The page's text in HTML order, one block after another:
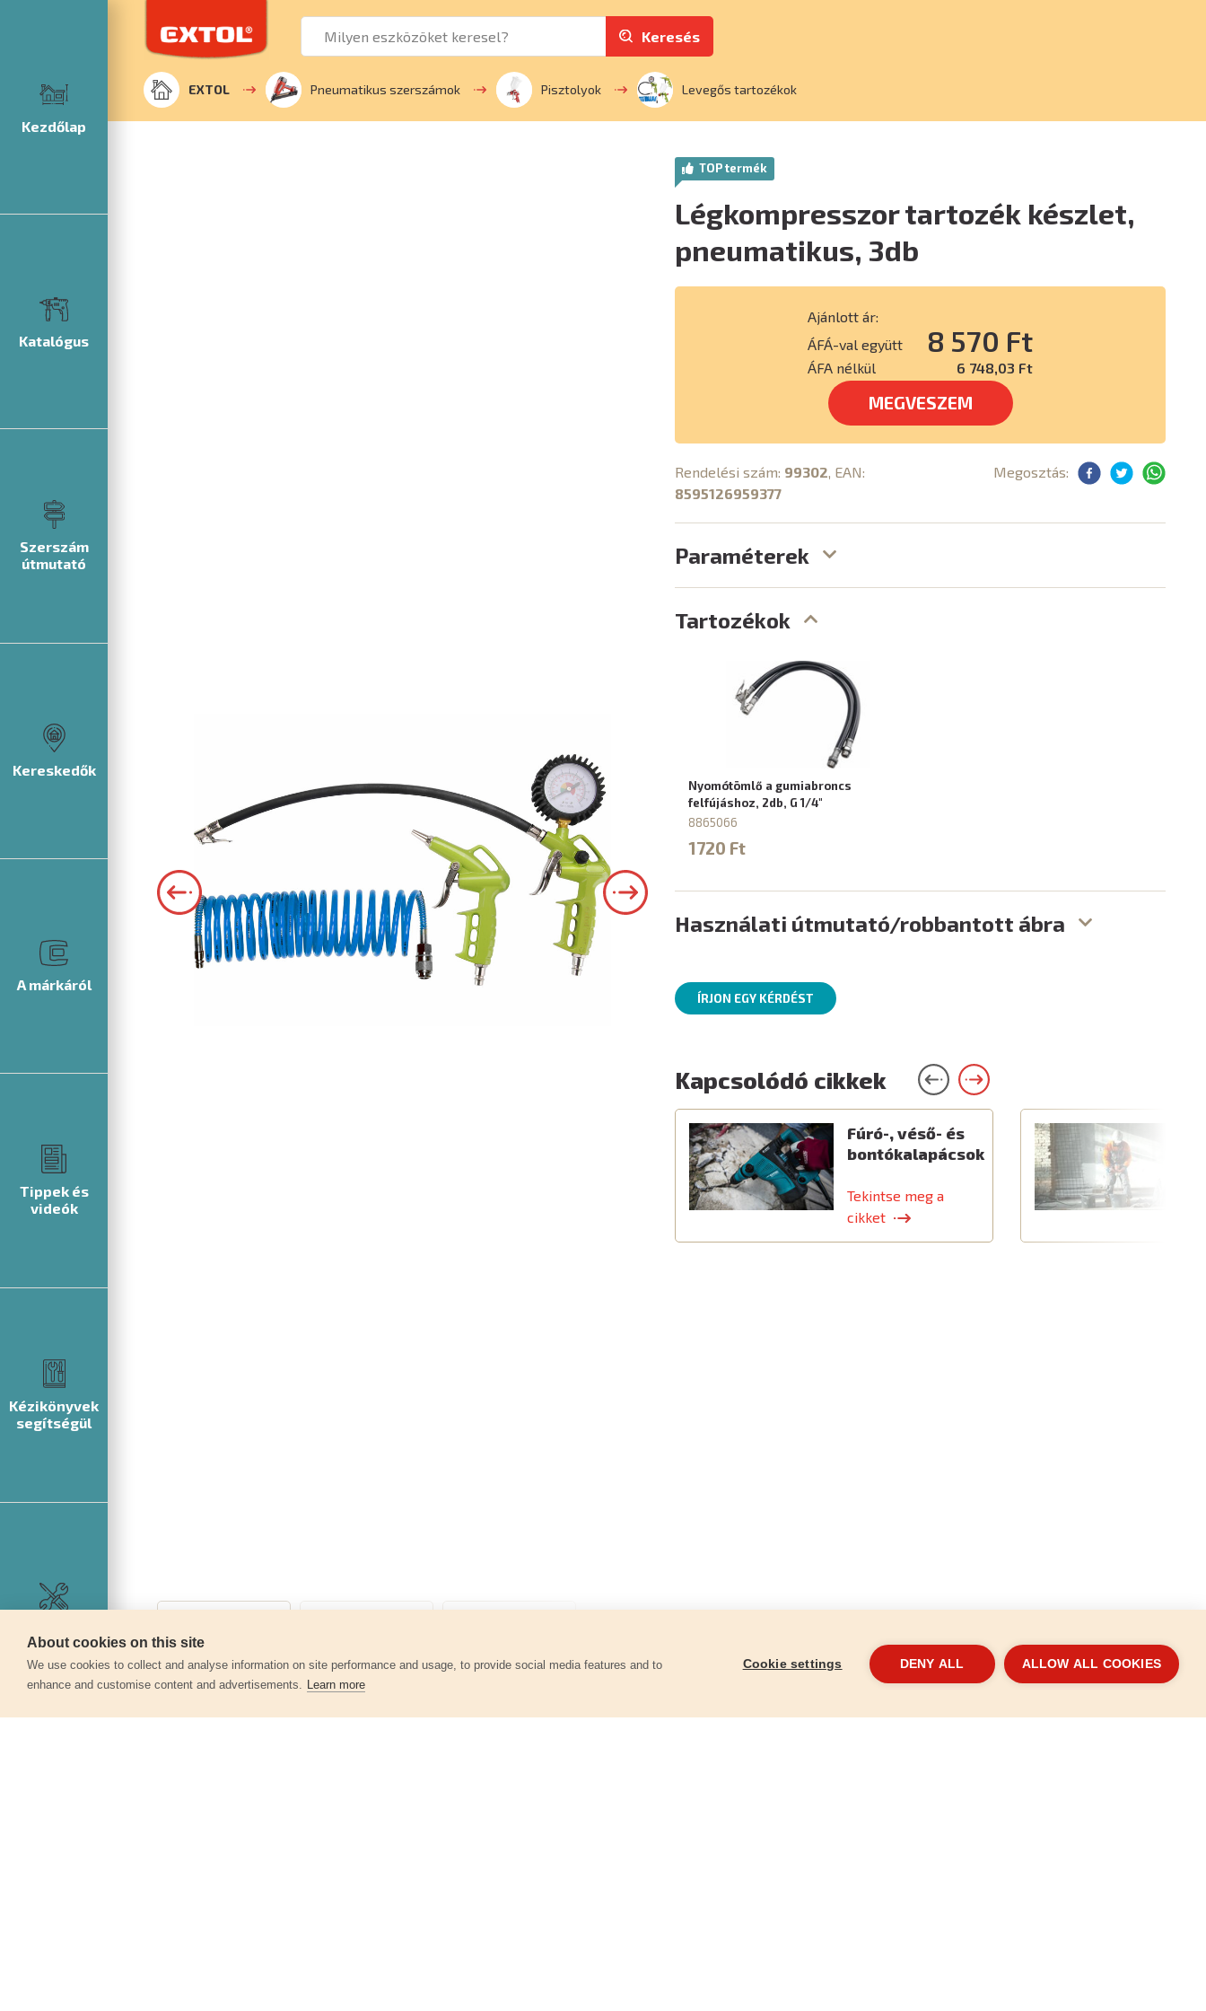
Kezdőlap
Katalógus
Szerszám
útmutató
Kereskedők
A márkáról
Tippek és
videók
Kézikönyvek
segítségül
Keresés
EXTOL Pneumatikus szerszámok Pisztolyok Levegős tartozékok
TOP termék
Légkompresszor tartozék készlet,
pneumatikus, 3db
Ajánlott ár:
ÁFÁ-val együtt
8 570 Ft
ÁFA nélkül 6 748,03 Ft
MEGVESZEM
Rendelési szám: 99302 , EAN:
8595126959377
Megosztás:
Paraméterek
Tartozékok
Nyomótömlő a gumiabroncs
felfújáshoz, 2db, G 1/4"
8865066
1720 Ft
Használati útmutató/robbantott ábra
ÍRJON EGY KÉRDÉST
Kapcsolódó cikkek
Fúró-, véső- és
bontókalapácsok
Tekintse meg a
cikket
About cookies on this site
We use cookies to collect and analyse information on site performance and usage, to provide social media features and to
enhance and customise content and advertisements. Learn more
Cookie settings DENY ALL ALLOW ALL COOKIES